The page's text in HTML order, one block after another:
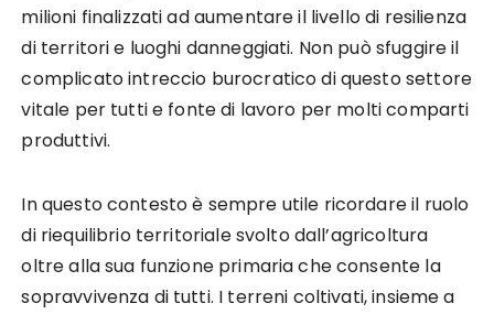
milioni finalizzati ad aumentare il livello di resilienza
di territori e luoghi danneggiati. Non può sfuggire il
complicato intreccio burocratico di questo settore
vitale per tutti e fonte di lavoro per molti comparti
produttivi.
In questo contesto è sempre utile ricordare il ruolo
di riequilibrio territoriale svolto dall’agricoltura
oltre alla sua funzione primaria che consente la
sopravvivenza di tutti. I terreni coltivati, insieme a